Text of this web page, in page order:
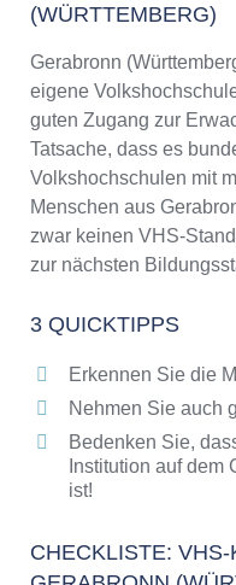
3 Quicktipps
(Württemberg)
Keine VHS in
Online-Kurse:
Online-Kurse
VHS-Kursen
Die VHS als
Das
Abendschulen
Checkliste: So
(WÜRTTEMBERG)
Gerabronn
eigene
guten Zugang zur
Tatsache, dass es
Volkshochschulen mit
Menschen aus
zwar keinen VHS-
zur nächsten
3 QUICKTIPPS
Erkennen Sie die
Nehmen Sie auch
Bedenken Sie,
Institution auf dem
ist!
CHECKLISTE: